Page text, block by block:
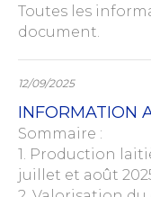
Toutes les
document.
12/09/2025
INFORMATION
Sommaire :
1. Production
juillet et août